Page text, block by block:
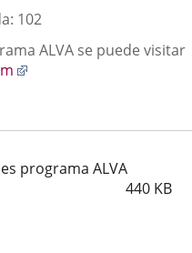
102
ALVA se puede visitar
aplicación
programa ALVA
440 KB